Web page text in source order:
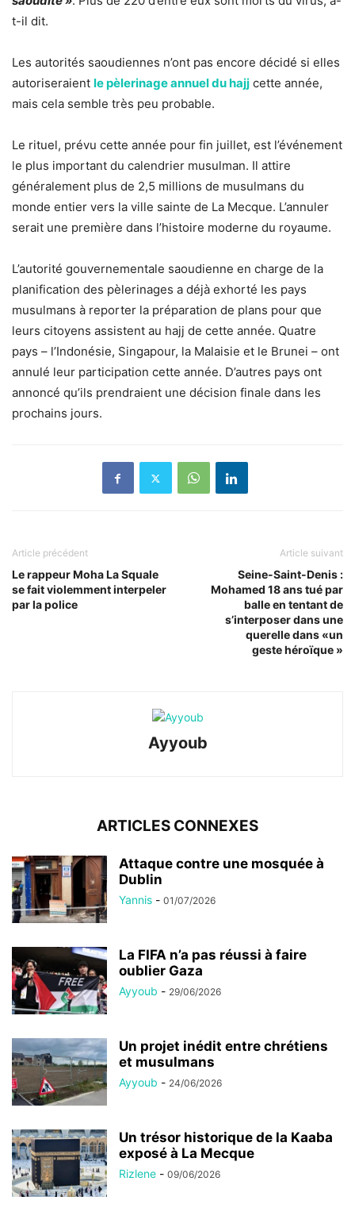
t-il dit.
Les autorités saoudiennes n’ont pas encore décidé si elles
autoriseraient le pèlerinage annuel du hajj cette année,
mais cela semble très peu probable.
Le rituel, prévu cette année pour fin juillet, est l’événement
le plus important du calendrier musulman. Il attire
généralement plus de 2,5 millions de musulmans du
monde entier vers la ville sainte de La Mecque. L’annuler
serait une première dans l’histoire moderne du royaume.
L’autorité gouvernementale saoudienne en charge de la
planification des pèlerinages a déjà exhorté les pays
musulmans à reporter la préparation de plans pour que
leurs citoyens assistent au hajj de cette année. Quatre
pays – l’Indonésie, Singapour, la Malaisie et le Brunei – ont
annulé leur participation cette année. D’autres pays ont
annoncé qu’ils prendraient une décision finale dans les
prochains jours.
Article précédent
Le rappeur Moha La Squale
se fait violemment interpeler
par la police
Article suivant
Seine-Saint-Denis :
Mohamed 18 ans tué par
balle en tentant de
s’interposer dans une
querelle dans «un
geste héroïque »
Ayyoub
ARTICLES CONNEXES
Attaque contre une mosquée à
Dublin
Yannis - 01/07/2026
La FIFA n’a pas réussi à faire
oublier Gaza
Ayyoub - 29/06/2026
Un projet inédit entre chrétiens
et musulmans
Ayyoub - 24/06/2026
Un trésor historique de la Kaaba
exposé à La Mecque
Rizlene - 09/06/2026